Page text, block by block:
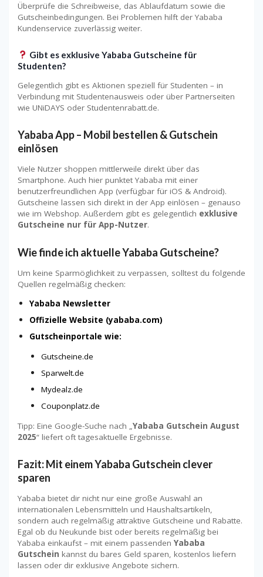
Überprüfe die Schreibweise, das Ablaufdatum sowie die
Gutscheinbedingungen. Bei Problemen hilft der Yababa
Kundenservice zuverlässig weiter.
Gibt es exklusive Yababa Gutscheine für
Studenten?
Gelegentlich gibt es Aktionen speziell für Studenten – in
Verbindung mit Studentenausweis oder über Partnerseiten
wie UNiDAYS oder Studentenrabatt.de.
Yababa App – Mobil bestellen & Gutschein
einlösen
Viele Nutzer shoppen mittlerweile direkt über das
Smartphone. Auch hier punktet Yababa mit einer
benutzerfreundlichen App (verfügbar für iOS & Android).
Gutscheine lassen sich direkt in der App einlösen – genauso
wie im Webshop. Außerdem gibt es gelegentlich exklusive
Gutscheine nur für App-Nutzer.
Wie finde ich aktuelle Yababa Gutscheine?
Um keine Sparmöglichkeit zu verpassen, solltest du folgende
Quellen regelmäßig checken:
Yababa Newsletter
Offizielle Website (yababa.com)
Gutscheinportale wie:
Gutscheine.de
Sparwelt.de
Mydealz.de
Couponplatz.de
Tipp: Eine Google-Suche nach „Yababa Gutschein August
2025“ liefert oft tagesaktuelle Ergebnisse.
Fazit: Mit einem Yababa Gutschein clever
sparen
Yababa bietet dir nicht nur eine große Auswahl an
internationalen Lebensmitteln und Haushaltsartikeln,
sondern auch regelmäßig attraktive Gutscheine und Rabatte.
Egal ob du Neukunde bist oder bereits regelmäßig bei
Yababa einkaufst – mit einem passenden Yababa
Gutschein kannst du bares Geld sparen, kostenlos liefern
lassen oder dir exklusive Angebote sichern.